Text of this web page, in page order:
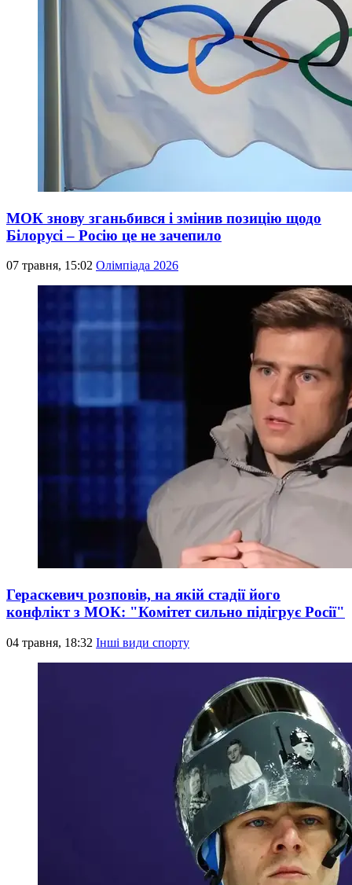
МОК знову зганьбився і змінив позицію щодо
Білорусі – Росію це не зачепило
07 травня, 15:02 Олімпіада 2026
Гераскевич розповів, на якій стадії його
конфлікт з МОК: "Комітет сильно підігрує Росії"
04 травня, 18:32 Інші види спорту